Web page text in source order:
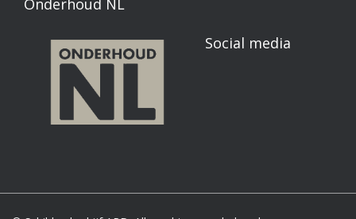
Onderhoud NL
Social media